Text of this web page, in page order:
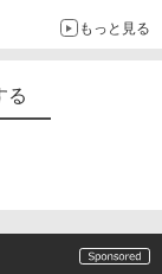
もっと見る
る